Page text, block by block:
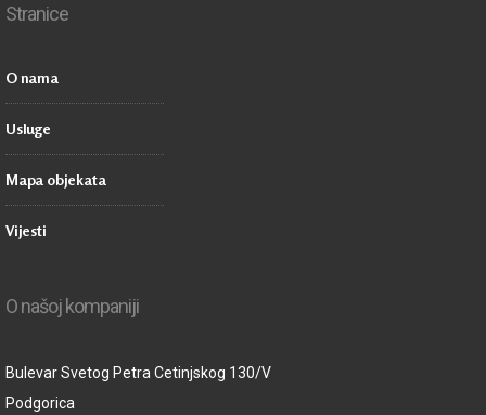
Stranice
O nama
Usluge
Mapa objekata
Vijesti
O našoj kompaniji
Bulevar Svetog Petra Cetinjskog 130/V
Podgorica